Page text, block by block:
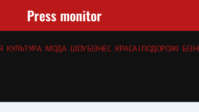
Press monitor
КУЛЬТУРА МОДА ШОУ БІЗНЕС КРАСА І ПОДОРОЖІ